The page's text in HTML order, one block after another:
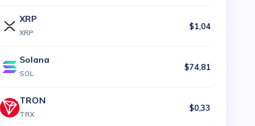
XRP
XRP
$1,04
Solana
SOL
$74,81
TRON
TRX
$0,33